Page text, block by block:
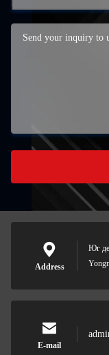
Address
Юг
E-mail